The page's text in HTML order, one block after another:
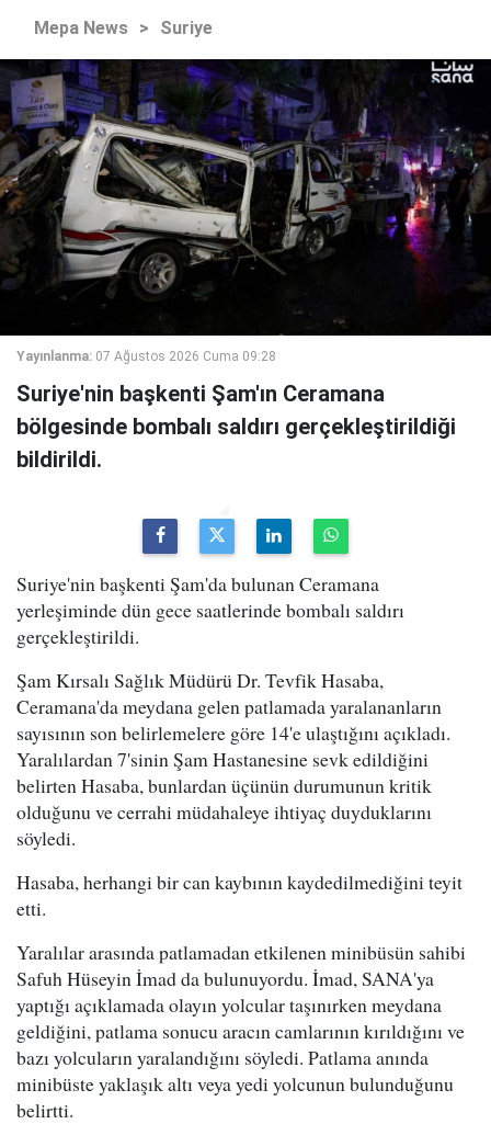
Mepa News > Suriye
Yayınlanma: 07 Ağustos 2026 Cuma 09:28
Suriye'nin başkenti Şam'ın Ceramana
bölgesinde bombalı saldırı gerçekleştirildiği
bildirildi.
Suriye'nin başkenti Şam'da bulunan Ceramana
yerleşiminde dün gece saatlerinde bombalı saldırı
gerçekleştirildi.
Şam Kırsalı Sağlık Müdürü Dr. Tevfik Hasaba,
Ceramana'da meydana gelen patlamada yaralananların
sayısının son belirlemelere göre 14'e ulaştığını açıkladı.
Yaralılardan 7'sinin Şam Hastanesine sevk edildiğini
belirten Hasaba, bunlardan üçünün durumunun kritik
olduğunu ve cerrahi müdahaleye ihtiyaç duyduklarını
söyledi.
Hasaba, herhangi bir can kaybının kaydedilmediğini teyit
etti.
Yaralılar arasında patlamadan etkilenen minibüsün sahibi
Safuh Hüseyin İmad da bulunuyordu. İmad, SANA'ya
yaptığı açıklamada olayın yolcular taşınırken meydana
geldiğini, patlama sonucu aracın camlarının kırıldığını ve
bazı yolcuların yaralandığını söyledi. Patlama anında
minibüste yaklaşık altı veya yedi yolcunun bulunduğunu
belirtti.